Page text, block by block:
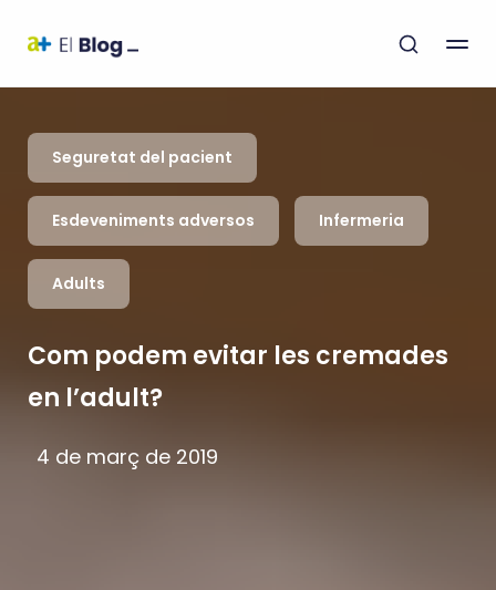
Seguretat del pacient
Esdeveniments adversos Infermeria
Adults
Com podem evitar les cremades
en l’adult?
4 de març de 2019